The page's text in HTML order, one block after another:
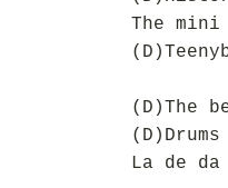
The
(D)The
La de